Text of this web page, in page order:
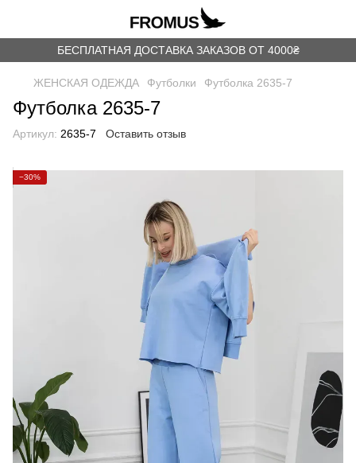
БЕСПЛАТНАЯ ДОСТАВКА ЗАКАЗОВ ОТ 4000₴
ЖЕНСКАЯ ОДЕЖДА Футболки Футболка 2635-7
Футболка 2635-7
Артикул: 2635-7 Оставить отзыв
−30%